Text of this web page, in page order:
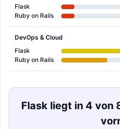
Flask
Ruby on Rails
DevOps & Cloud
Flask
Ruby on Rails
Flask liegt in 4 von